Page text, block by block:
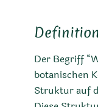
Definition
Der Begriff
botanischen
Struktur auf